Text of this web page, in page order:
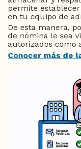
permite
en tu equipo de
De esta manera,
de nómina le sea
autorizados como
Conocer más de